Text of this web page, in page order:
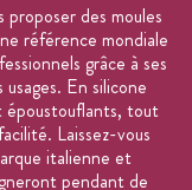
des moules
référence mondiale
grâce à ses
En silicone
époustouflants, tout
Laissez-vous
italienne et
pendant de